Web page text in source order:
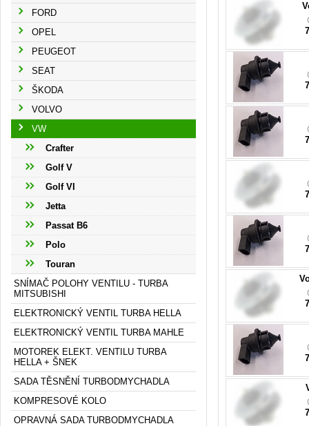
FORD
OPEL
PEUGEOT
SEAT
ŠKODA
VOLVO
VW
Crafter
Golf V
Golf VI
Jetta
Passat B6
Polo
Touran
SNÍMAČ POLOHY VENTILU - TURBA
MITSUBISHI
ELEKTRONICKÝ VENTIL TURBA HELLA
ELEKTRONICKÝ VENTIL TURBA MAHLE
MOTOREK ELEKT. VENTILU TURBA
HELLA + ŠNEK
SADA TĚSNĚNÍ TURBODMYCHADLA
KOMPRESOVÉ KOLO
OPRAVNÁ SADA TURBODMYCHADLA